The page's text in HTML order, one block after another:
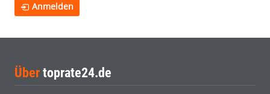
Anmelden
Über toprate24.de